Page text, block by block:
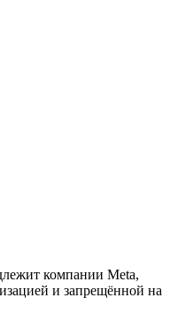
компании Meta,
и запрещённой на